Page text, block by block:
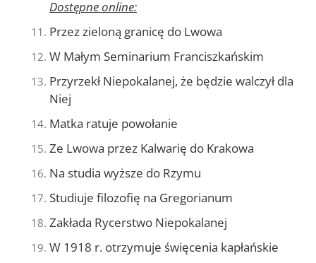
Dostępne online:
Przez zieloną granicę do Lwowa
W Małym Seminarium Franciszkańskim
Przyrzekł Niepokalanej, że będzie walczył dla
Niej
Matka ratuje powołanie
Ze Lwowa przez Kalwarię do Krakowa
Na studia wyższe do Rzymu
Studiuje filozofię na Gregorianum
Zakłada Rycerstwo Niepokalanej
W 1918 r. otrzymuje święcenia kapłańskie